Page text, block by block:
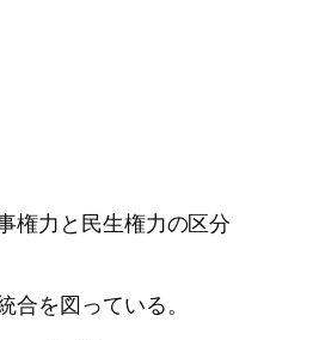
権力と民生権力の区分
を図っている。